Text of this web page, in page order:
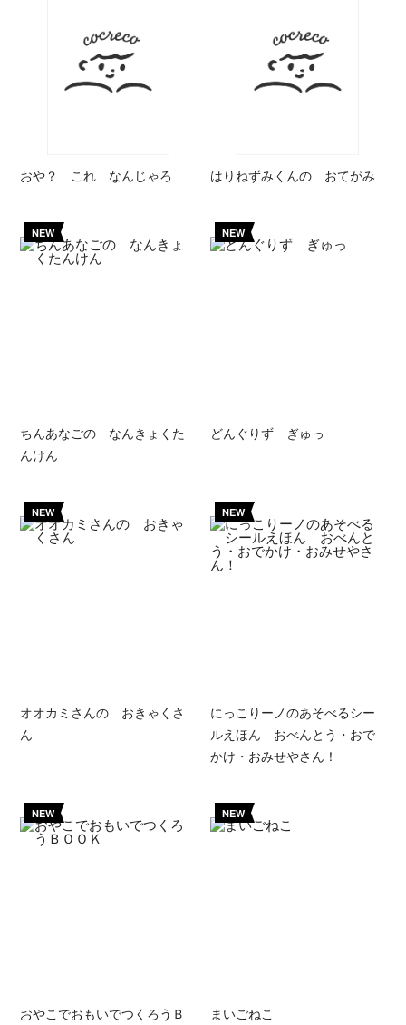
おや？ これ なんじゃろ はりねずみくんの おてがみ
NEW
ちんあなごの なんきょくた
んけん
NEW
どんぐりず ぎゅっ
NEW
オオカミさんの おきゃくさ
ん
NEW
にっこりーノのあそべるシー
ルえほん おべんとう・おで
かけ・おみせやさん！
NEW
おやこでおもいでつくろうＢ
NEW
まいごねこ